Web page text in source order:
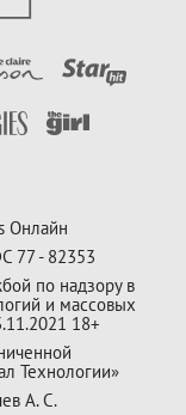
Онлайн
77 - 82353
по надзору в
и массовых
18+
Технологии»
А. С.